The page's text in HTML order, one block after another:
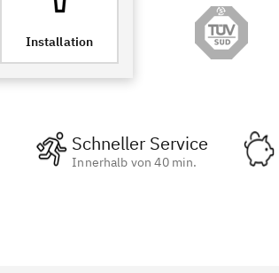
Installation
Schneller Service
Innerhalb von 40 min.